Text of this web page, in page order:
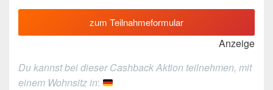
zum Teilnahmeformular
Anzeige
Du kannst bei dieser Cashback Aktion teilnehmen, mit
einem Wohnsitz in: